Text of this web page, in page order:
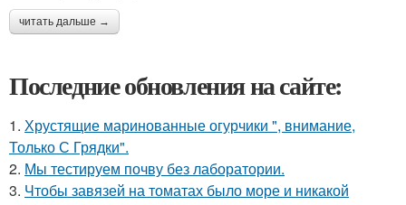
читать дальше →
Последние обновления на сайте:
1. Хрустящие маринованные огурчики ", внимание,
Только С Грядки".
2. Мы тестируем почву без лаборатории.
3. Чтобы завязей на томатах было море и никакой